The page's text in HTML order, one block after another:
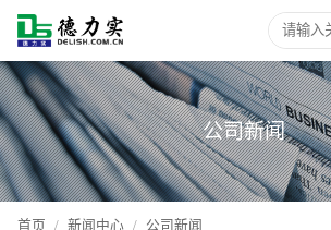
公司新闻
首页 / 新闻中心 / 公司新闻